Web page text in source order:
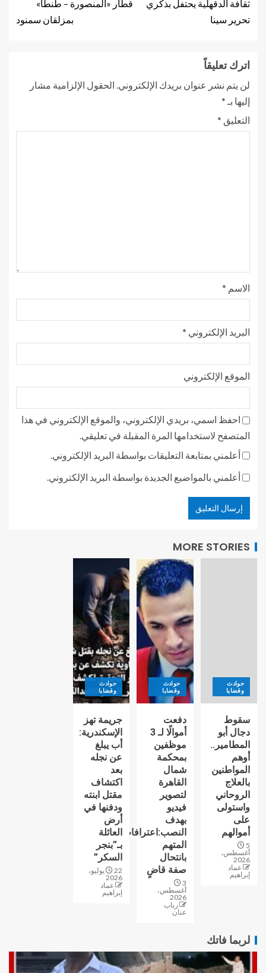
ثقافة الدقهلية يحتفل بذكري
تحرير سينا
قطار «المنصورة – طنطا»
بمزلقان سمنود
اترك تعليقاً
لن يتم نشر عنوان بريدك الإلكتروني. الحقول الإلزامية مشار
إليها بـ *
التعليق *
الاسم *
البريد الإلكتروني *
الموقع الإلكتروني
احفظ اسمي، بريدي الإلكتروني، والموقع الإلكتروني في هذا
المتصفح لاستخدامها المرة المقبلة في تعليقي.
أعلمني بمتابعة التعليقات بواسطة البريد الإلكتروني.
أعلمني بالمواضيع الجديدة بواسطة البريد الإلكتروني.
MORE STORIES
حوادث
وقضايا
سقوط
دجال أبو
المطامير..
أوهم
المواطنين
بالعلاج
الروحاني
واستولى
على
أموالهم
5
أغسطس،
2026
عماد
إبراهيم
حوادث
وقضايا
دفعت
أموالًا لـ 3
موظفين
بمحكمة
شمال
القاهرة
لتصوير
فيديو
بهدف
النصب:اعترافات
المتهم
بانتحال
صفة قاضٍ
3
أغسطس،
2026
رباب
عنان
حوادث
وقضايا
جريمة تهز
الإسكندرية:
أب يبلغ
عن نجله
بعد
اكتشاف
مقتل ابنته
ودفنها في
أرض
العائلة
بـ”بنجر
السكر”
22 يوليو،
2026
عماد
إبراهيم
لربما فاتك